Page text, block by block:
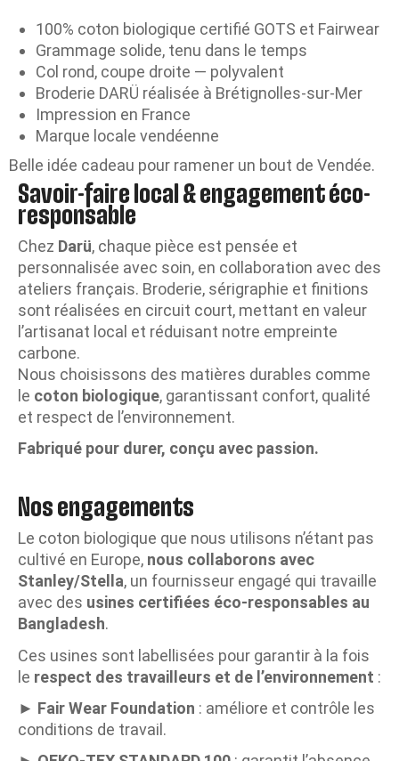
100% coton biologique certifié GOTS et Fairwear
Grammage solide, tenu dans le temps
Col rond, coupe droite — polyvalent
Broderie DARÜ réalisée à Brétignolles-sur-Mer
Impression en France
Marque locale vendéenne
Belle idée cadeau pour ramener un bout de Vendée.
Savoir-faire local & engagement éco-
responsable
Chez Darü, chaque pièce est pensée et
personnalisée avec soin, en collaboration avec des
ateliers français. Broderie, sérigraphie et finitions
sont réalisées en circuit court, mettant en valeur
l’artisanat local et réduisant notre empreinte
carbone.
Nous choisissons des matières durables comme
le coton biologique, garantissant confort, qualité
et respect de l’environnement.
Fabriqué pour durer, conçu avec passion.
Nos engagements
Le coton biologique que nous utilisons n’étant pas
cultivé en Europe, nous collaborons avec
Stanley/Stella, un fournisseur engagé qui travaille
avec des usines certifiées éco-responsables au
Bangladesh.
Ces usines sont labellisées pour garantir à la fois
le respect des travailleurs et de l’environnement :
► Fair Wear Foundation : améliore et contrôle les
conditions de travail.